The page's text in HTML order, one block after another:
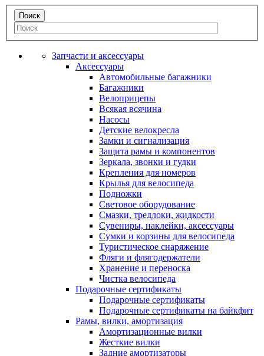
Запчасти и аксессуары
Аксессуары
Автомобильные багажники
Багажники
Велоприцепы
Всякая всячина
Насосы
Детские велокресла
Замки и сигнализация
Защита рамы и компонентов
Зеркала, звонки и гудки
Крепления для номеров
Крылья для велосипеда
Подножки
Световое оборудование
Смазки, тредлоки, жидкости
Сувениры, наклейки, аксессуары
Сумки и корзины для велосипеда
Туристическое снаряжение
Фляги и флягодержатели
Хранение и переноска
Чистка велосипеда
Подарочные сертификаты
Подарочные сертификаты
Подарочные сертификаты на байкфит
Рамы, вилки, амортизация
Амортизационные вилки
Жесткие вилки
Задние амортизаторы